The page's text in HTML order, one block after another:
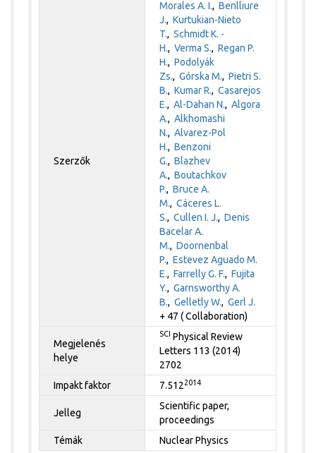
Szerzők
Morales A. I.,Benlliure
J.,Kurtukian-Nieto
T.,Schmidt K. -
H.,Verma S.,Regan P.
H.,Podolyák
Zs.,Górska M.,Pietri S.
B.,Kumar R.,Casarejos
E.,Al-Dahan N.,Algora
A.,Alkhomashi
N.,Alvarez-Pol
H.,Benzoni
G.,Blazhev
A.,Boutachkov
P.,Bruce A.
M.,Cáceres L.
S.,Cullen I. J.,Denis
Bacelar A.
M.,Doornenbal
P.,Estevez Aguado M.
E.,Farrelly G. F.,Fujita
Y.,Garnsworthy A.
B.,Gelletly W.,Gerl J.
+ 47 ( Collaboration)
Megjelenés
helye
SCI Physical Review
Letters 113 (2014)
2702
Impakt faktor
7.5122014
Jelleg
Scientific paper,
proceedings
Témák
Nuclear Physics